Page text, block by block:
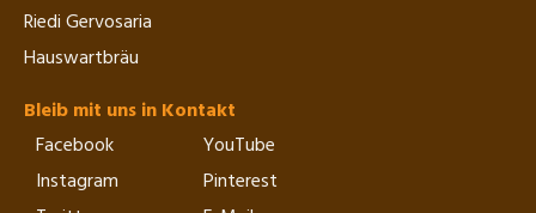
Riedi Gervosaria
Hauswartbräu
Bleib mit uns in Kontakt
Facebook
Instagram
YouTube
Pinterest